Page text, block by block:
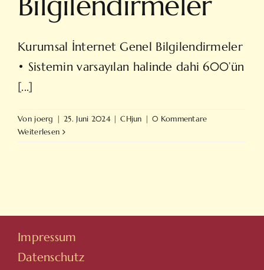
Kurumsal İnternet Genel Bilgilendirmeler
• Sistemin varsayılan halinde dahi 600’ün
[...]
Von joerg | 25. Juni 2024 | CHjun | 0 Kommentare
Weiterlesen
Impressum
Datenschutz